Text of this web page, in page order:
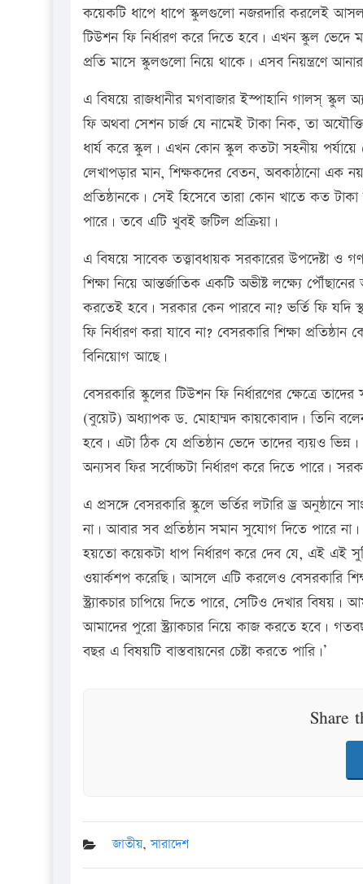
কয়েকটি ধাপে ধাপে স্কুলগুলো নজরদারি করলেই আসল
টিউশন ফি নির্ধারণ করে দিতে হবে। এখন স্কুল
প্রতি মাসে স্কুলগুলো নিয়ে থাকে। এসব নিয়ন্ত্রণে
এ বিষয়ে রাজধানীর মগবাজার ইস্পাহানি গালস্ স্কুল
ফি অথবা সেশন চার্জ যে নামেই টাকা নিক, তা
ধার্য করে স্কুল। এখন কোন স্কুল কতটা সহনীয়
লেখাপড়ার মান, শিক্ষকদের বেতন, অবকাঠানো এক
প্রতিষ্ঠানকে। সেই হিসেবে তারা কোন খাতে কত
পারে। তবে এটি খুবই জটিল প্রক্রিয়া।
এ বিষয়ে সাবেক তত্ত্বাবধায়ক সরকারের উপদেষ্টা ও
শিক্ষা নিয়ে আন্তর্জাতিক একটি অভীষ্ট লক্ষ্যে
করতেই হবে। সরকার কেন পারবে না? ভর্তি ফি যদি
ফি নির্ধারণ করা যাবে না? বেসরকারি শিক্ষা
বিনিয়োগ আছে।
বেসরকারি স্কুলের টিউশন ফি নির্ধারণের ক্ষেত্রে
(বুয়েট) অধ্যাপক ড. মোহাম্মদ কায়কোবাদ। তিনি
হবে। এটা ঠিক যে প্রতিষ্ঠান ভেদে তাদের ব্যয়ও
অন্যসব ফির সর্বোচ্চটা নির্ধারণ করে দিতে পারে।
এ প্রসঙ্গে বেসরকারি স্কুলে ভর্তির লটারি ড্র অনুষ্ঠানে
না। আবার সব প্রতিষ্ঠান সমান সুযোগ দিতে পারে
হয়তো কয়েকটা ধাপ নির্ধারণ করে দেব যে, এই এই
ওয়ার্কশপ করেছি। আসলে এটি করলেও বেসরকারি
স্ট্র্যাকচার চাপিয়ে দিতে পারে, সেটিও দেখার
আমাদের পুরো স্ট্র্যাকচার নিয়ে কাজ করতে হবে।
বছর এ বিষয়টি বাস্তবায়নের চেষ্টা করতে পারি।’
Share
জাতীয়,সারাদেশ